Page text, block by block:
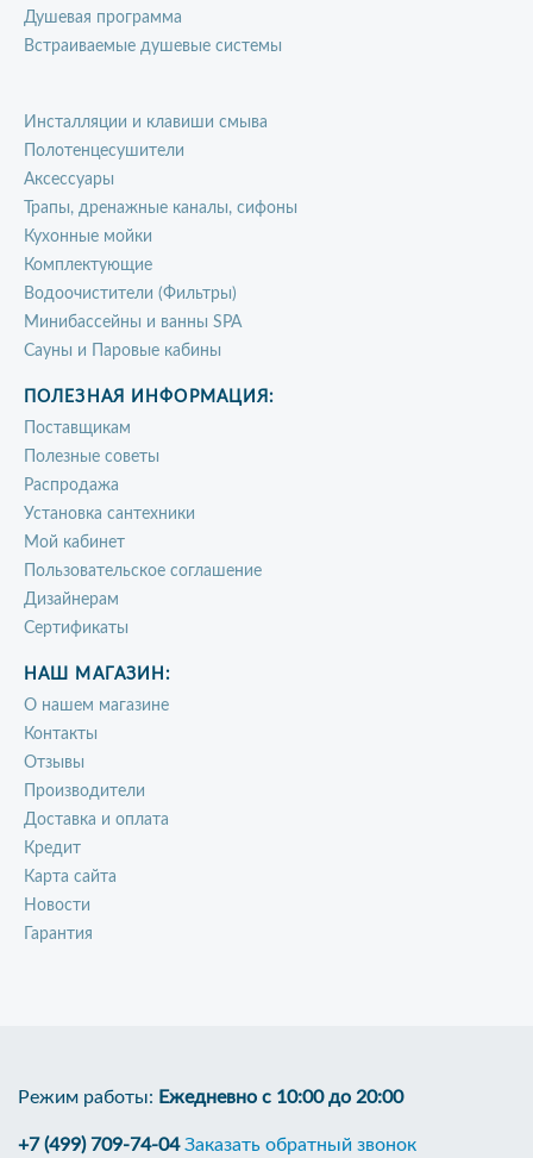
Душевая программа
Встраиваемые душевые системы
Инсталляции и клавиши смыва
Полотенцесушители
Аксессуары
Трапы, дренажные каналы, сифоны
Кухонные мойки
Комплектующие
Водоочистители (Фильтры)
Минибассейны и ванны SPA
Сауны и Паровые кабины
ПОЛЕЗНАЯ ИНФОРМАЦИЯ:
Поставщикам
Полезные советы
Распродажа
Установка сантехники
Мой кабинет
Пользовательское соглашение
Дизайнерам
Сертификаты
НАШ МАГАЗИН:
О нашем магазине
Контакты
Отзывы
Производители
Доставка и оплата
Кредит
Карта сайта
Новости
Гарантия
Режим работы: Ежедневно с 10:00 до 20:00
+7 (499) 709-74-04 Заказать обратный звонок